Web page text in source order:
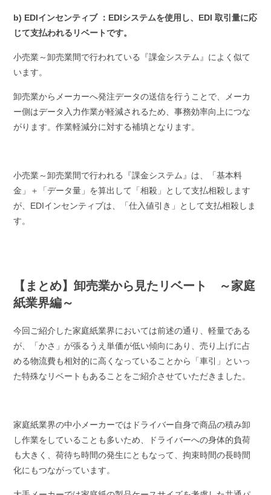
b) EDIインセンティブ ：EDIシステムを使用し、EDI 取引量に応
じて支払われるリベートです。
小売業～卸売業間で行われている『課金システム』によく似て
います。
卸売業からメーカーへ発注データの送信を行うことで、メーカ
ー側はデータ入力作業が軽減されるため、事務効率向上につな
がります。作業軽減分に対する補填となります。
小売業～卸売業間で行われる『課金システム』は、「基本料
金」＋「データ量」を算出して「相殺」として支払相殺します
が、EDIインセンティブは、「仕入値引き」として支払相殺しま
す。
【まとめ】卸売業から見たリベート ～家庭
紙業界編～
今回ご紹介した家庭紙業界においては前述の通り、軽量である
が、「かさ」が張るうえ単価が低い傾向にあり、売り上げに占
める物流費も相対的に高くなっていることから「車引」といっ
た特殊なリベートもあることをご紹介させていただきました。
家庭紙業界の中小メーカーではドライバー自身で商品の積み卸
し作業をしていることも多いため、ドライバーへの身体的負荷
も大きく、荷待ち時間の発生にともなって、拘束時間の長時間
化にもつながっています。